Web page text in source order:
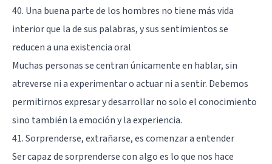
40. Una buena parte de los hombres no tiene más vida
interior que la de sus palabras, y sus sentimientos se
reducen a una existencia oral
Muchas personas se centran únicamente en hablar, sin
atreverse ni a experimentar o actuar ni a sentir. Debemos
permitirnos expresar y desarrollar no solo el conocimiento
sino también la emoción y la experiencia.
41. Sorprenderse, extrañarse, es comenzar a entender
Ser capaz de sorprenderse con algo es lo que nos hace